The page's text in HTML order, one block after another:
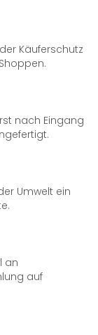
Käuferschutz
nach Eingang
Umwelt ein
an
auf